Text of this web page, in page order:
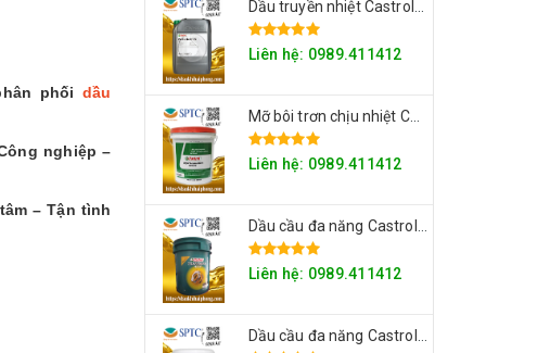
phối dầu
nghiệp –
– Tận tình
Liên hệ: 0989.411412
Mỡ bôi trơn chịu nhiệt Castrol High Temperature Grease
Liên hệ: 0989.411412
Liên hệ: 0989.411412